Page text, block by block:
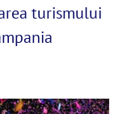
turismului